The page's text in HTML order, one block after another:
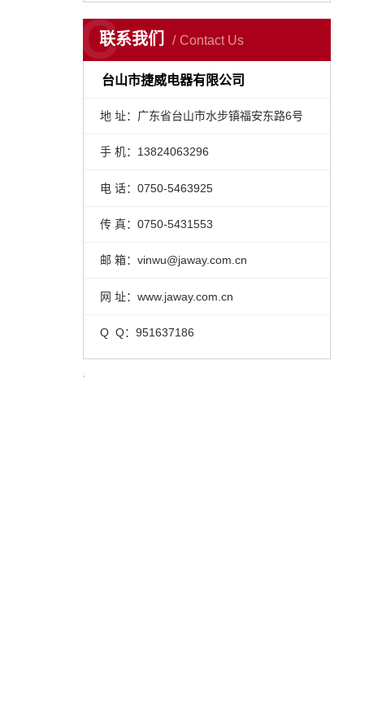
联系我们 Contact Us
C
台山市捷威电器有限公司
地 址：广东省台山市水步镇福安东路6号
手 机：13824063296
电 话：0750-5463925
传 真：0750-5431553
邮 箱：vinwu@jaway.com.cn
网 址：www.jaway.com.cn
Q Q：951637186